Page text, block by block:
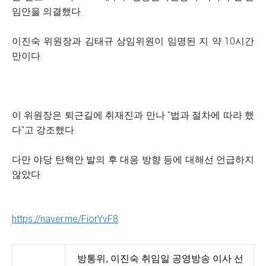
임안을 의결했다.
이진숙 위원장과 김태규 상임위원이 임명된 지 약 10시간
만이다.
이 위원장은 퇴근길에 취재진과 만나 "법과 절차에 따라 했
다"고 강조했다.
다만 야당 탄핵안 발의 후 대응 방향 등에 대해선 언급하지
않았다.
https://naver.me/FiorYvF8
방통위, 이진숙 취임일 공영방송 이사 선